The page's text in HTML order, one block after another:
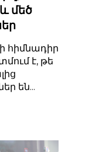
մեծ
հիմնադիր
է, թե
են...